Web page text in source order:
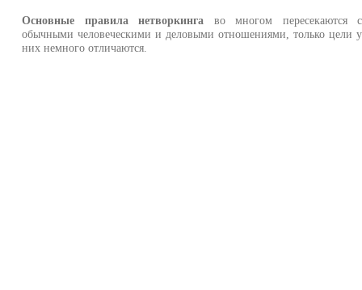
Основные правила нетворкинга во многом пересекаются с
обычными человеческими и деловыми отношениями, только цели у
них немного отличаются.